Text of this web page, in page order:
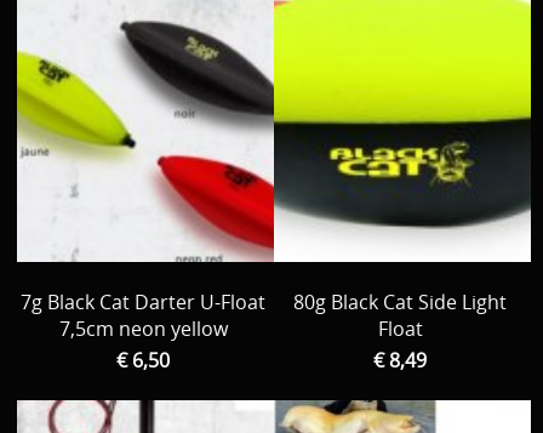
7g Black Cat Darter U-Float
7,5cm neon yellow
€ 6,50
80g Black Cat Side Light
Float
€ 8,49